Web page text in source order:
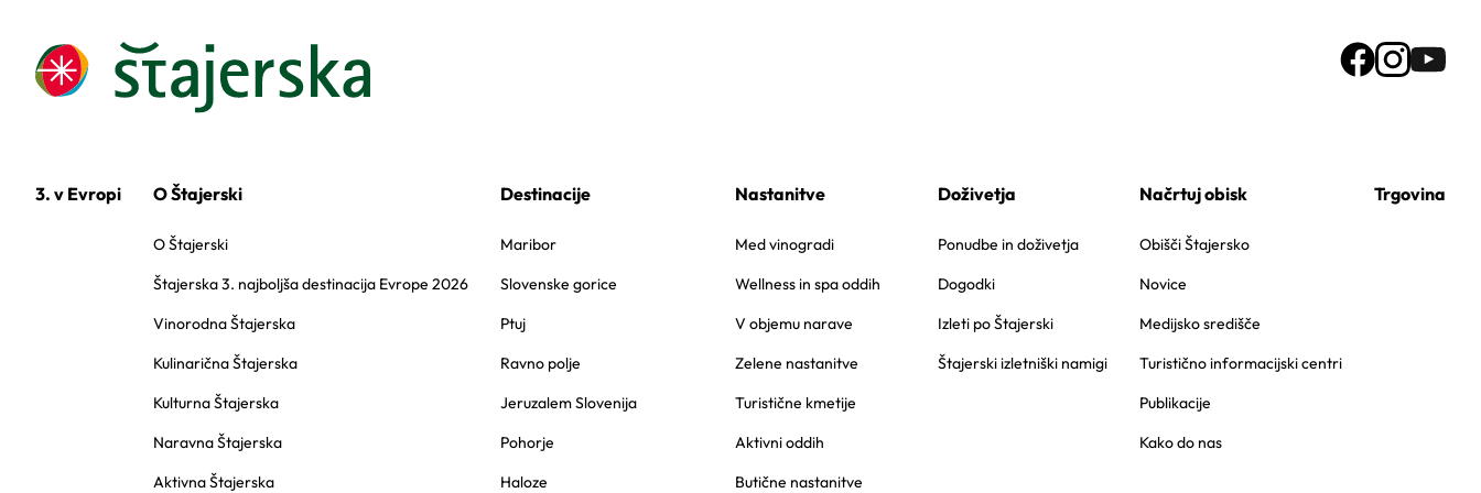
3. v Evropi O Štajerski
O Štajerski
Štajerska 3. najboljša destinacija Evrope 2026
Vinorodna Štajerska
Kulinarična Štajerska
Kulturna Štajerska
Naravna Štajerska
Aktivna Štajerska
Destinacije
Maribor
Slovenske gorice
Ptuj
Ravno polje
Jeruzalem Slovenija
Pohorje
Haloze
Nastanitve
Med vinogradi
Wellness in spa oddih
V objemu narave
Zelene nastanitve
Turistične kmetije
Aktivni oddih
Butične nastanitve
Doživetja
Ponudbe in doživetja
Dogodki
Izleti po Štajerski
Štajerski izletniški namigi
Načrtuj obisk
Obišči Štajersko
Novice
Medijsko središče
Turistično informacijski centri
Publikacije
Kako do nas
Trgovina